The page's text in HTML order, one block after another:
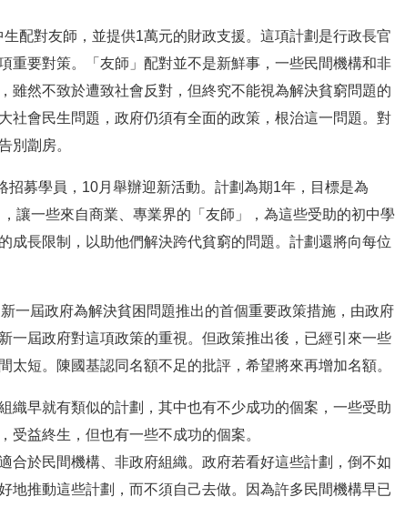
配對友師，並提供1萬元的財政支援。這項計劃是行政長官
重要對策。「友師」配對並不是新鮮事，一些民間機構和非
雖然不致於遭致社會反對，但終究不能視為解決貧窮問題的
社會民生問題，政府仍須有全面的政策，根治這一問題。對
別劏房。
招募學員，10月舉辦迎新活動。計劃為期1年，目標是為
讓一些來自商業、專業界的「友師」，為這些受助的初中學
成長限制，以助他們解決跨代貧窮的問題。計劃還將向每位
一屆政府為解決貧困問題推出的首個重要政策措施，由政府
一屆政府對這項政策的重視。但政策推出後，已經引來一些
短。陳國基認同名額不足的批評，希望將來再增加名額。
織早就有類似的計劃，其中也有不少成功的個案，一些受助
受益終生，但也有一些不成功的個案。
合於民間機構、非政府組織。政府若看好這些計劃，倒不如
地推動這些計劃，而不須自己去做。因為許多民間機構早已